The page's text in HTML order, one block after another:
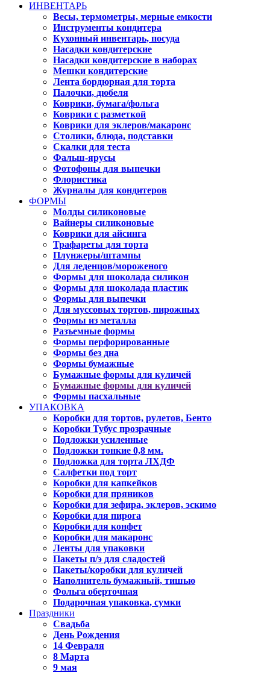
ИНВЕНТАРЬ
Весы, термометры, мерные емкости
Инструменты кондитера
Кухонный инвентарь, посуда
Насадки кондитерские
Насадки кондитерские в наборах
Мешки кондитерские
Лента бордюрная для торта
Палочки, дюбеля
Коврики, бумага/фольга
Коврики с разметкой
Коврики для эклеров/макаронс
Столики, блюда, подставки
Скалки для теста
Фальш-ярусы
Фотофоны для выпечки
Флористика
Журналы для кондитеров
ФОРМЫ
Молды силиконовые
Вайнеры силиконовые
Коврики для айсинга
Трафареты для торта
Плунжеры/штампы
Для леденцов/мороженого
Формы для шоколада силикон
Формы для шоколада пластик
Формы для выпечки
Для муссовых тортов, пирожных
Формы из металла
Разъемные формы
Формы перфорированные
Формы без дна
Формы бумажные
Бумажные формы для куличей
Бумажные формы для куличей
Формы пасхальные
УПАКОВКА
Коробки для тортов, рулетов, Бенто
Коробки Тубус прозрачные
Подложки усиленные
Подложки тонкие 0,8 мм.
Подложка для торта ЛХДФ
Салфетки под торт
Коробки для капкейков
Коробки для пряников
Коробки для зефира, эклеров, эскимо
Коробки для пирога
Коробки для конфет
Коробки для макаронс
Ленты для упаковки
Пакеты п/э для сладостей
Пакеты/коробки для куличей
Наполнитель бумажный, тишью
Фольга оберточная
Подарочная упаковка, сумки
Праздники
Свадьба
День Рождения
14 Февраля
8 Марта
9 мая